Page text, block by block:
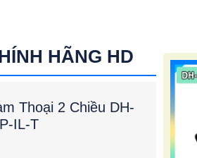
HÃNG HD
Thoại 2 Chiều DH-
IL-T